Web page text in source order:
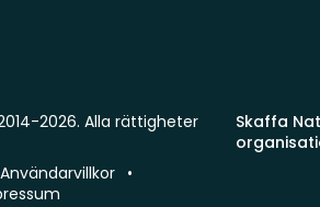
Skaffa
2026. Alla rättigheter
Användarvillkor